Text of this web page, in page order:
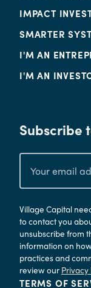
IMPACT
SMARTER
I'M AN
I'M AN
Subscribe
Village Capital
to contact you
unsubscribe from
information on
practices and
review our Privacy
TERMS OF